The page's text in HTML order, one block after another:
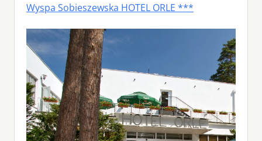
Wyspa Sobieszewska HOTEL ORLE ***